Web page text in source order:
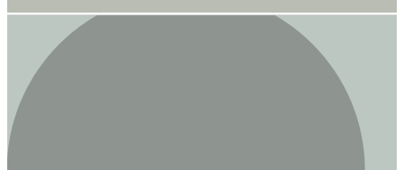
und Flexibilität.